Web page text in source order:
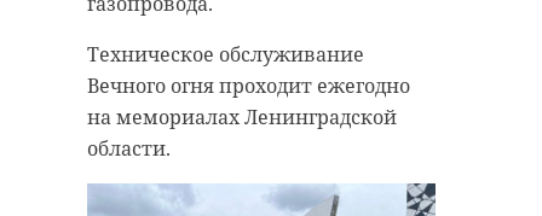
Техническое обслуживание
Вечного огня проходит ежегодно
на мемориалах Ленинградской
области.